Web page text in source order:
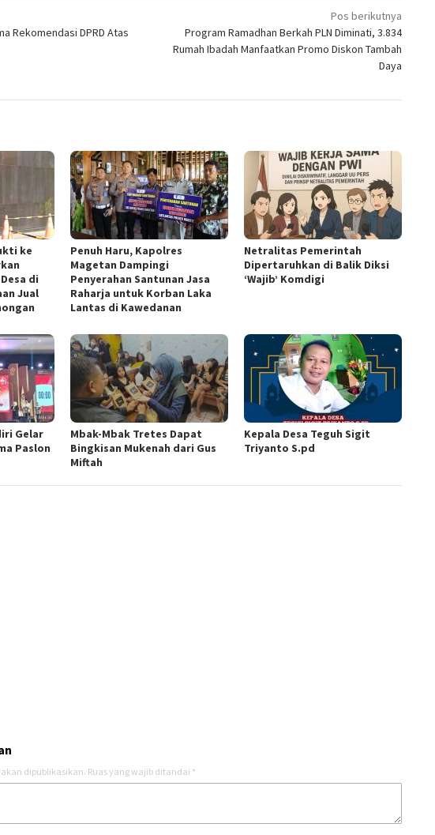
Rekomendasi DPRD Atas
Pos berikutnya
Program Ramadhan Berkah PLN Diminati, 3.834
Rumah Ibadah Manfaatkan Promo Diskon Tambah
Daya
ke
di
Jual
Penuh Haru, Kapolres
Magetan Dampingi
Penyerahan Santunan Jasa
Raharja untuk Korban Laka
Lantas di Kawedanan
Netralitas Pemerintah
Dipertaruhkan di Balik Diksi
‘Wajib’ Komdigi
Gelar
Paslon
Mbak-Mbak Tretes Dapat
Bingkisan Mukenah dari Gus
Miftah
Kepala Desa Teguh Sigit
Triyanto S.pd
dipublikasikan. Ruas yang wajib ditandai *